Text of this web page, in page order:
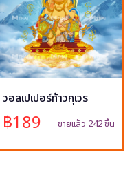
วอลเปเปอร์ท้าวกุเวร
฿189 ขายแล้ว 242 ชิ้น